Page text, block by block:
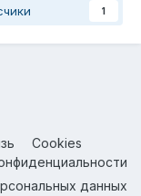
1
Cookies
данных